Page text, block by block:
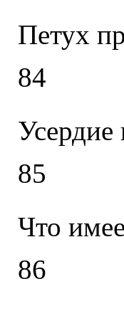
Петух
84
Усердие
85
Что
86